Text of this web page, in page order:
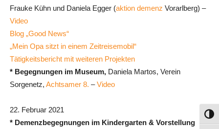
Frauke Kühn und Daniela Egger (aktion demenz Vorarlberg) –
Video
Blog „Good News“
„Mein Opa sitzt in einem Zeitreisemobil“
Tätigkeitsbericht mit weiteren Projekten
* Begegnungen im Museum, Daniela Martos, Verein
Sorgenetz, Achtsamer 8. –Video
22. Februar 2021
* Demenzbegegnungen im Kindergarten & Vorstellung